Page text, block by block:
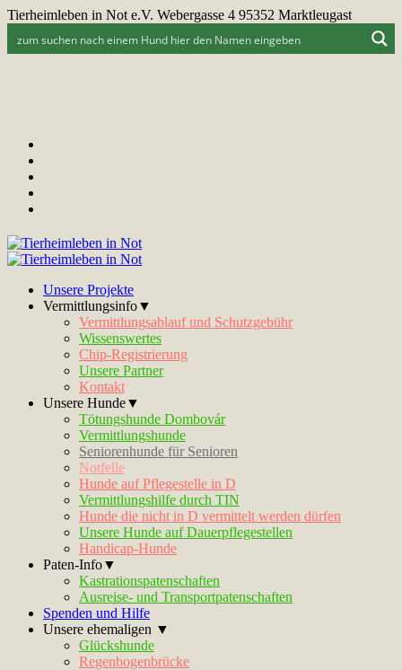
Tierheimleben in Not e.V. Webergasse 4 95352 Marktleugast
Unsere Projekte
Vermittlungsinfo▼
Vermittlungsablauf und Schutzgebühr
Wissenswertes
Chip-Registrierung
Unsere Partner
Kontakt
Unsere Hunde▼
Tötungshunde Dombovár
Vermittlungshunde
Seniorenhunde für Senioren
Notfelle
Hunde auf Pflegestelle in D
Vermittlungshilfe durch TIN
Hunde die nicht in D vermittelt werden dürfen
Unsere Hunde auf Dauerpflegestellen
Handicap-Hunde
Paten-Info▼
Kastrationspatenschaften
Ausreise- und Transportpatenschaften
Spenden und Hilfe
Unsere ehemaligen ▼
Glückshunde
Regenbogenbrücke